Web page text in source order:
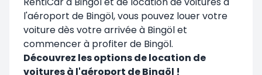
l'aéroport de Bingöl, vous pouvez louer votre
voiture dès votre arrivée à Bingöl et
commencer à profiter de Bingöl.
Découvrez les options de location de
voitures à l'aéroport de Bingöl !